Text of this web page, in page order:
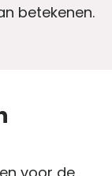
betekenen.